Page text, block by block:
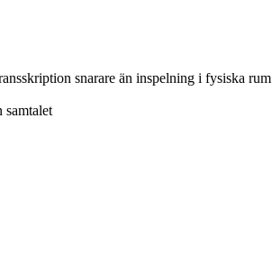
snarare än inspelning i fysiska rum
samtalet